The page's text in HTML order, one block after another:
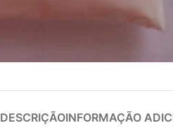
DESCRIÇÃOINFORMAÇÃO